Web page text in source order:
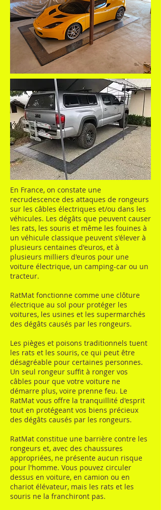
En France, on constate une
recrudescence des attaques de rongeurs
sur les câbles électriques et/ou dans les
véhicules. Les dégâts que peuvent causer
les rats, les souris et même les fouines à
un véhicule classique peuvent s'élever à
plusieurs centaines d'euros, et à
plusieurs milliers d'euros pour une
voiture électrique, un camping-car ou un
tracteur.
RatMat fonctionne comme une clôture
électrique au sol pour protéger les
voitures, les usines et les supermarchés
des dégâts causés par les rongeurs.
Les pièges et poisons traditionnels tuent
les rats et les souris, ce qui peut être
désagréable pour certaines personnes.
Un seul rongeur suffit à ronger vos
câbles pour que votre voiture ne
démarre plus, voire prenne feu. Le
RatMat vous offre la tranquillité d'esprit
tout en protégeant vos biens précieux
des dégâts causés par les rongeurs.
RatMat constitue une barrière contre les
rongeurs et, avec des chaussures
appropriées, ne présente aucun risque
pour l'homme. Vous pouvez circuler
dessus en voiture, en camion ou en
chariot élévateur, mais les rats et les
souris ne la franchiront pas.